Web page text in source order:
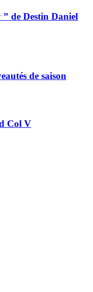
de Destin Daniel
de saison
Col V